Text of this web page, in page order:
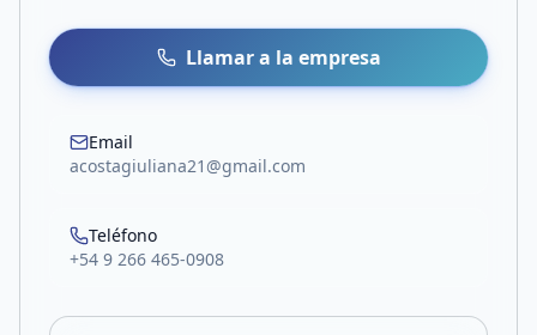
Llamar a la empresa
Email
acostagiuliana21@gmail.com
Teléfono
+54 9 266 465-0908